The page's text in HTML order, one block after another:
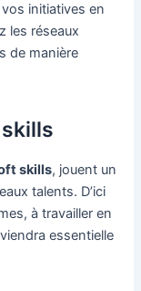
initiatives en
les réseaux
de manière
skills, jouent un
talents. D’ici
à travailler en
essentielle